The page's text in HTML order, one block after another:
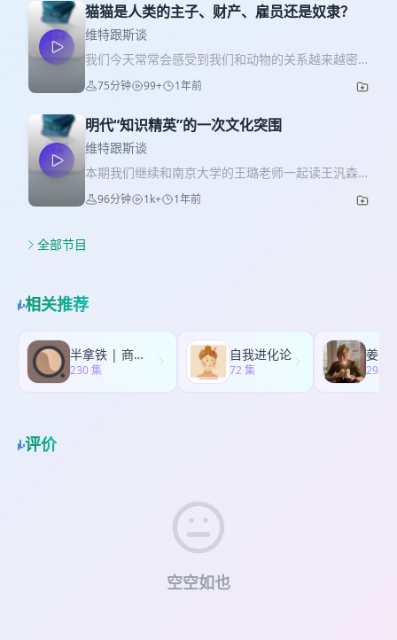
时还没有醒来的梦呢？而庄周梦蝶的故事又让我们
思考，蝴蝶和我，我和万物之间的界限是否如此绝
对分明，如果一切是模糊的，可转化的，我又应该
如何生活在这个亦梦亦真，万化不息的世界中呢？
庄子提醒我们，或许真正的觉醒，就是意识到所有
看似确定的认知都可能是一场大梦。 01:31 丽姬悔
泣：梦境与现实的区分问题 25:25 庄周梦蝶：物化
问题 48:02 物化中的主客问题
泉 。它可以成为一种深刻的思想载体，在现实逻辑
的边界之外，探索人类最隐秘的情感、最深邃的哲
思以及最尖锐的社会批判 。 在追求确定性认知的现
代社会中，我们往往将梦境视为虚幻的产物，将清
醒奉为理性的标准。然而，早在两千多年前，庄子
颠覆性的质疑。 梦境为什么是不能也难以从我们的
精神体验中排除的存在？我们为什么并不追求无梦
的生活。以及神经科学已经如此发达的今天，我们
为什么依然难以只从大脑皮层反应的角度去解释
梦？觉醒一定比梦境好吗？这些都是我们今天会聊
到的问题。 01:23 《庄子》中有多少记梦的片段？
猫猫是人类的主子、财产、雇员还是奴隶？
维特跟斯谈
我们今天常常会感受到我们和动物的关系越来越密
切，围绕着人和动物关系的争论也常常成为热点议
题，这里面其实有很多问题可以从哲学角度进行系
系列中，我们会和东南大学哲学系的吴蕊寒老师一
起阅读2011年问世的动物伦理的经典著作《动物社
群》，这部著作认为，给动物一定的福利和道德地
位是不够的，而是旗帜鲜明地申张，动物具有政治
性的权利。这是一种放在今天依然非常激进的理论
档节目能够以开放的心态，容载各种不同的哲学流
一种很好的锻炼，我也希望能把这些感受与听众分
享。 * 01:38 扫兴的动物保护人士 * 11:13 学者们
为何开始研究动物 * 23:58 生态主义和福利论的局
限 * 32:08 动物权利论如何立论 * 52:25 动物保护
75分钟 99+ 1年前
明代“知识精英”的一次文化突围
维特跟斯谈
本期我们继续和南京大学的王璐老师一起读王汎森
先生的《权力的毛细管作用》这部著作，这本书的
系列节目也快要接近尾声了。上一次我们聊到了在
句口号就能完成的。本期节目会聊到他们做了哪些
努力，以及这些努力的成效如何，这些震荡与冲突
最终又如何推动了学术风气的大转变。我们聊的都
是历史中的故事，但每个故事又听起来莫名的熟
悉。所以这也不禁令人感慨，历史的长河中恐怕并
96分钟 1k+ 1年前
全部节目
相关推荐
半拿铁 | 商业沉浮录
230 集
自我进化论
72 集
姜思
298 集
评价
空空如也